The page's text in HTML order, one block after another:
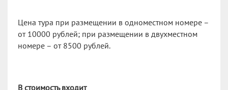
Цена тура при размещении в одноместном номере –
от 10000 рублей; при размещении в двухместном
номере – от 8500 рублей.
В стоимость входит